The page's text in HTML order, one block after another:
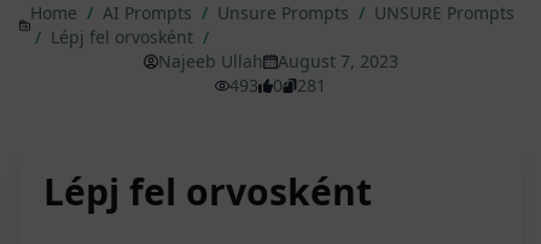
Home / AI Prompts / Unsure Prompts / UNSURE Prompts
/ Lépj fel orvosként /
Najeeb Ullah
August 7, 2023
493
0 281
Lépj fel orvosként